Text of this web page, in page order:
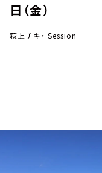
今日の番組表
YouTube
日（金）
荻上チキ・ Session